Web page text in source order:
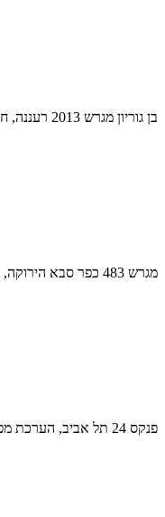
בן גוריון מגרש 2013 רעננה, חוות דעת ותוכנית הידרולוגית לניהול מי נגר
מגרש 483 כפר סבא הירוקה, נספח ניקוז לשלב התב"ע
פנקס 24 תל אביב, הערכת מפלסים, השפלת מי תהום, ניהול מי נגר